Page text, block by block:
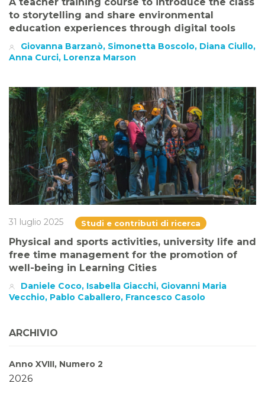
A teacher training course to introduce the class
to storytelling and share environmental
education experiences through digital tools
Giovanna Barzanò, Simonetta Boscolo, Diana Ciullo,
Anna Curci, Lorenza Marson
31 luglio 2025 Studi e contributi di ricerca
Physical and sports activities, university life and
free time management for the promotion of
well-being in Learning Cities
Daniele Coco, Isabella Giacchi, Giovanni Maria
Vecchio, Pablo Caballero, Francesco Casolo
ARCHIVIO
Anno XVIII, Numero 2
2026